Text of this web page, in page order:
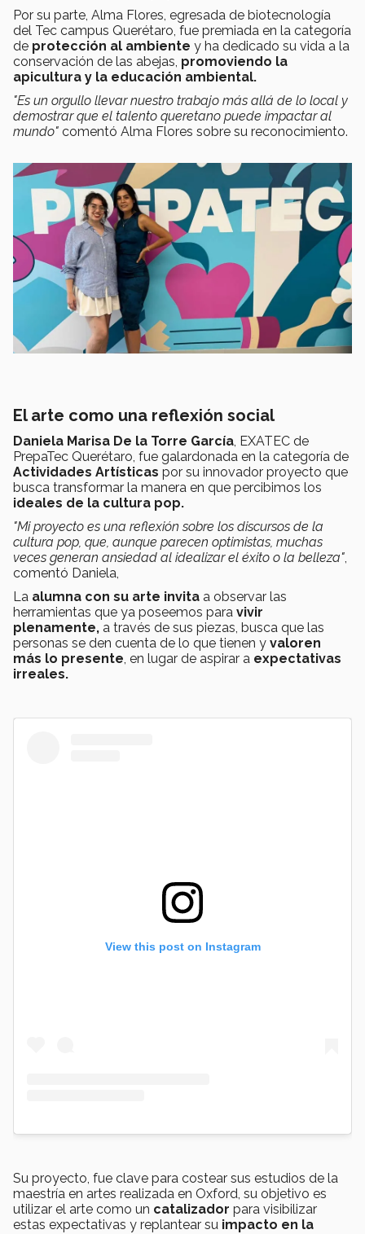
Por su parte, Alma Flores, egresada de biotecnología
del Tec campus Querétaro, fue premiada en la categoría
de protección al ambiente y ha dedicado su vida a la
conservación de las abejas, promoviendo la
apicultura y la educación ambiental.
"Es un orgullo llevar nuestro trabajo más allá de lo local y
demostrar que el talento queretano puede impactar al
mundo" comentó Alma Flores sobre su reconocimiento.
El arte como una reflexión social
Daniela Marisa De la Torre García , EXATEC de
PrepaTec Querétaro, fue galardonada en la categoría de
Actividades Artísticas por su innovador proyecto que
busca transformar la manera en que percibimos los
ideales de la cultura pop.
"Mi proyecto es una reflexión sobre los discursos de la
cultura pop, que, aunque parecen optimistas, muchas
veces generan ansiedad al idealizar el éxito o la belleza"
comentó Daniela,
La alumna con su arte invita a observar las
herramientas que ya poseemos para vivir
plenamente, a través de sus piezas, busca que las
personas se den cuenta de lo que tienen y valoren
más lo presente , en lugar de aspirar a expectativas
irreales.
View this post on Instagram
Su proyecto, fue clave para costear sus estudios de la
maestría en artes realizada en Oxford, su objetivo es
utilizar el arte como un catalizador para visibilizar
estas expectativas y replantear su impacto en la